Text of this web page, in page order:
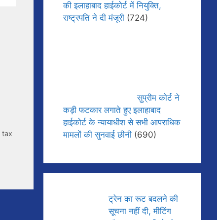
tax
की इलाहाबाद हाईकोर्ट में नियुक्ति,
राष्ट्रपति ने दी मंजूरी (724)
सुप्रीम कोर्ट ने
कड़ी फटकार लगाते हुए इलाहाबाद
हाईकोर्ट के न्यायाधीश से सभी आपराधिक
मामलों की सुनवाई छीनी (690)
ट्रेन का रूट बदलने की
सूचना नहीं दी, मीटिंग